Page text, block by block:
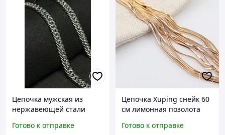
Цепочка мужская из
нержавеющей стали
60 см
Готово к отправке
Цепочка Xuping снейк 60
см лимонная позолота
Готово к отправке